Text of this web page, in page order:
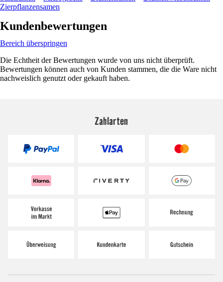
Zierpflanzensamen
Kundenbewertungen
Bereich überspringen
Die Echtheit der Bewertungen wurde von uns nicht überprüft.
Bewertungen können auch von Kunden stammen, die die Ware nicht
nachweislich genutzt oder gekauft haben.
Zahlarten